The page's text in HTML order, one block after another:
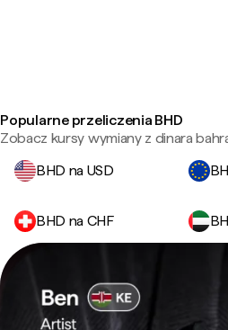
Popularne przeliczenia BHD
Zobacz kursy wymiany z dinara
BHD na USD
BHD na CHF